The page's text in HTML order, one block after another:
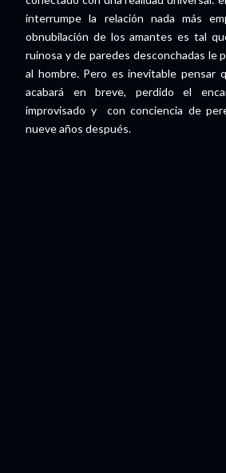
interrumpe la relación nada más
obnubilación de los amantes es tal
ruinosa y de paredes desconchadas le
al hombre. Pero es inevitable pensar
acabará en breve, perdido el
improvisado y con conciencia de
nueve años después.